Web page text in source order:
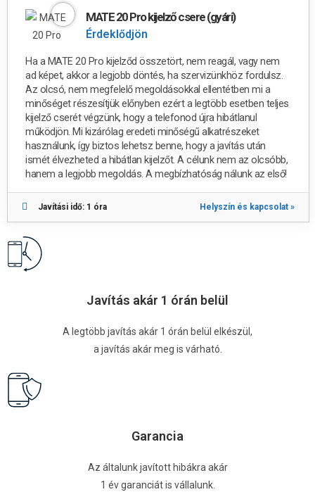
MATE 20 Pro kijelző csere (gyári)
Érdeklődjön
Ha a MATE 20 Pro kijelződ összetört, nem reagál, vagy nem
ad képet, akkor a legjobb döntés, ha szervizünkhöz fordulsz.
Az olcsó, nem megfelelő megoldásokkal ellentétben mi a
minőséget részesítjük előnyben ezért a legtöbb esetben teljes
kijelző cserét végzünk, hogy a telefonod újra hibátlanul
működjön. Mi kizárólag eredeti minőségű alkatrészeket
használunk, így biztos lehetsz benne, hogy a javítás után
ismét élvezheted a hibátlan kijelzőt. A célunk nem az olcsóbb,
hanem a legjobb megoldás. A megbízhatóság nálunk az első!
Javítási idő: 1 óra Helyszín és kapcsolat »
Javítás akár 1 órán belül
A legtöbb javítás akár 1 órán belül elkészül,
a javítás akár meg is várható.
Garancia
Az általunk javított hibákra akár
1 év garanciát is vállalunk.